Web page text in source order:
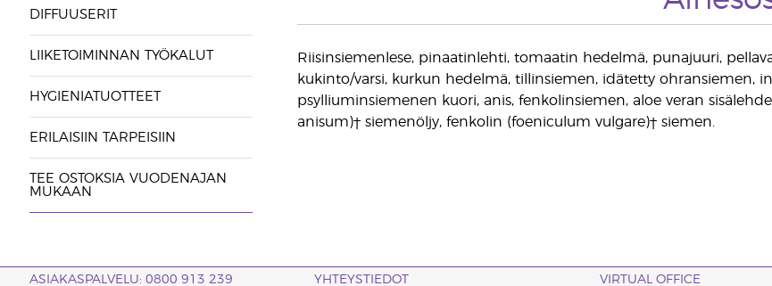
DIFFUUSERIT
LIIKETOIMINNAN TYÖKALUT
HYGIENIATUOTTEET
ERILAISIIN TARPEISIIN
TEE OSTOKSIA VUODENAJAN
MUKAAN
Riisinsiemenlese, pinaatinlehti, tomaatin hedelmä, punajuuri,
kukinto/varsi, kurkun hedelmä, tillinsiemen, idätetty ohransiemen,
psylliuminsiemenen kuori, anis, fenkolinsiemen, aloe veran
anisum)† siemenöljy, fenkolin (foeniculum vulgare)† siemen.
ASIAKASPALVELU: 0800 913 239 YHTEYSTIEDOT VIRTUAL OFFICE